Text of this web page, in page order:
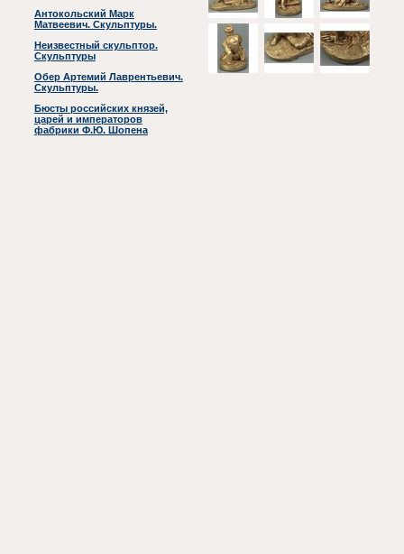
Антокольский Марк
Матвеевич. Скульптуры.
Неизвестный скульптор.
Скульптуры
Обер Артемий Лаврентьевич.
Скульптуры.
Бюсты российских князей,
царей и императоров
фабрики Ф.Ю. Шопена